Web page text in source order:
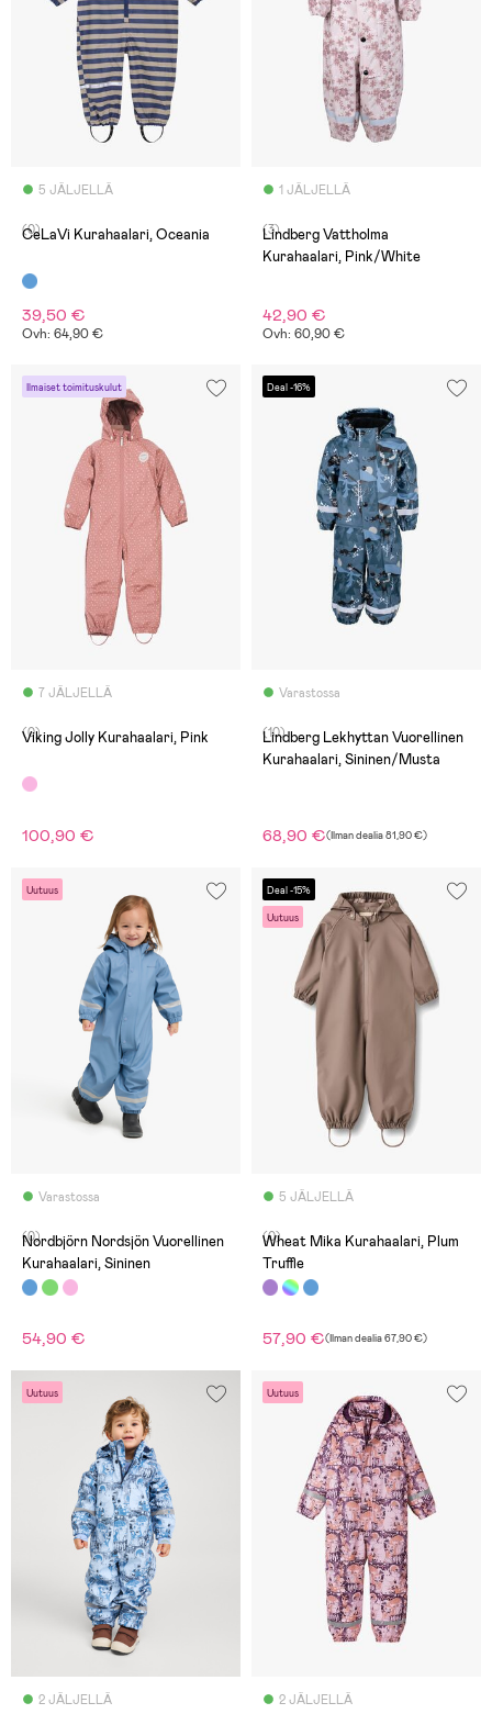
5 JÄLJELLÄ
(0)
CeLaVi Kurahaalari, Oceania
39,50 €
Ovh: 64,90 €
1 JÄLJELLÄ
(3)
Lindberg Vattholma
Kurahaalari, Pink/White
42,90 €
Ovh: 60,90 €
Ilmaiset toimituskulut
7 JÄLJELLÄ
(0)
Viking Jolly Kurahaalari, Pink
100,90 €
Deal -16%
Varastossa
(10)
Lindberg Lekhyttan Vuorellinen
Kurahaalari, Sininen/Musta
68,90 €(Ilman dealia81,90 €)
Uutuus
Varastossa
(0)
Nordbjörn Nordsjön Vuorellinen
Kurahaalari, Sininen
54,90 €
Deal -15%
Uutuus
5 JÄLJELLÄ
(0)
Wheat Mika Kurahaalari, Plum
Truffle
57,90 €(Ilman dealia67,90 €)
Uutuus
2 JÄLJELLÄ
Uutuus
2 JÄLJELLÄ